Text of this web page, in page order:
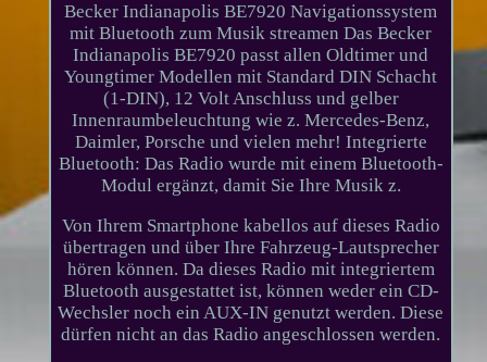
Becker Indianapolis BE7920 Navigationssystem
mit Bluetooth zum Musik streamen Das Becker
Indianapolis BE7920 passt allen Oldtimer und
Youngtimer Modellen mit Standard DIN Schacht
(1-DIN), 12 Volt Anschluss und gelber
Innenraumbeleuchtung wie z. Mercedes-Benz,
Daimler, Porsche und vielen mehr! Integrierte
Bluetooth: Das Radio wurde mit einem Bluetooth-
Modul ergänzt, damit Sie Ihre Musik z.
Von Ihrem Smartphone kabellos auf dieses Radio
übertragen und über Ihre Fahrzeug-Lautsprecher
hören können. Da dieses Radio mit integriertem
Bluetooth ausgestattet ist, können weder ein CD-
Wechsler noch ein AUX-IN genutzt werden. Diese
dürfen nicht an das Radio angeschlossen werden.